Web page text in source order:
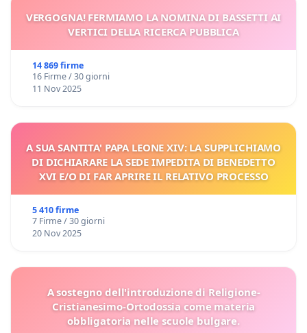
VERGOGNA! FERMIAMO LA NOMINA DI BASSETTI AI
VERTICI DELLA RICERCA PUBBLICA
14 869 firme
16 Firme / 30 giorni
11 Nov 2025
A SUA SANTITA' PAPA LEONE XIV: LA SUPPLICHIAMO
DI DICHIARARE LA SEDE IMPEDITA DI BENEDETTO
XVI E/O DI FAR APRIRE IL RELATIVO PROCESSO
5 410 firme
7 Firme / 30 giorni
20 Nov 2025
A sostegno dell'introduzione di Religione-
Cristianesimo-Ortodossia come materia
obbligatoria nelle scuole bulgare.